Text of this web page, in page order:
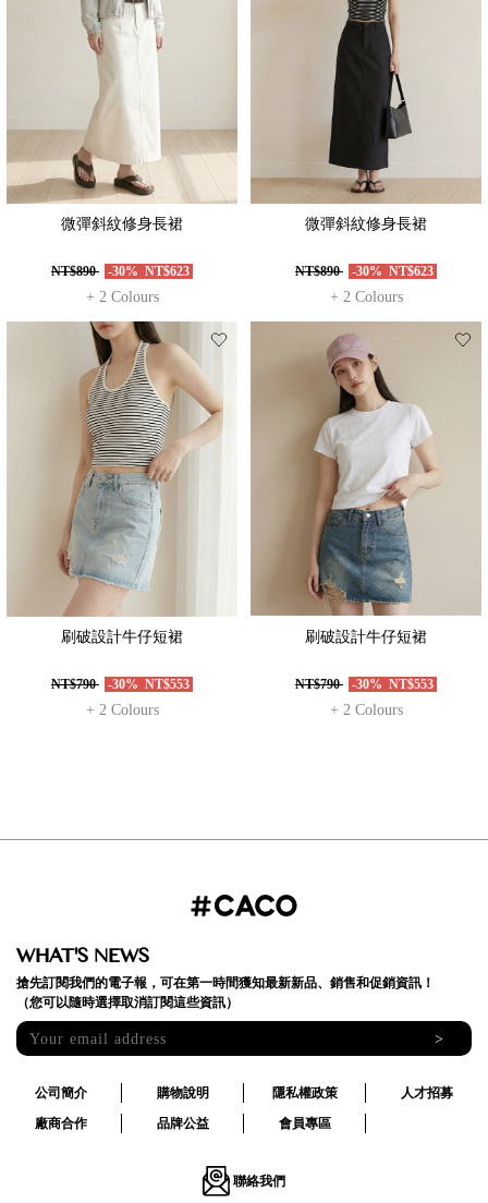
微彈斜紋修身長裙
NT$890 -30% NT$623
+ 2 Colours
微彈斜紋修身長裙
NT$890 -30% NT$623
+ 2 Colours
刷破設計牛仔短裙
NT$790 -30% NT$553
+ 2 Colours
刷破設計牛仔短裙
NT$790 -30% NT$553
+ 2 Colours
WHAT'S NEWS
搶先訂閱我們的電子報，可在第一時間獲知最新新品、銷售和促銷資訊！
（您可以隨時選擇取消訂閱這些資訊）
>
公司簡介 購物說明 隱私權政策
人才招募
廠商合作
品牌公益 會員專區
聯絡我們